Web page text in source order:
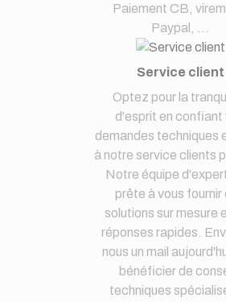
Paiement CB,
Paypal, ...
Service client
Optez pour la
d'esprit en confiant
demandes techniques
à notre service clients
Notre équipe
prête à vous fournir
solutions sur mesure
réponses rapides.
nous un mail
bénéficier de
techniques